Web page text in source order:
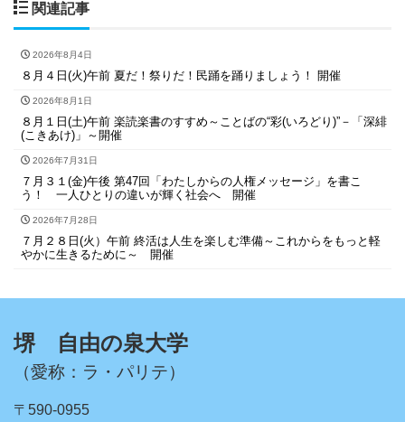
関連記事
2026年8月4日
８月４日(火)午前 夏だ！祭りだ！民踊を踊りましょう！ 開催
2026年8月1日
８月１日(土)午前 楽読楽書のすすめ～ことばの“彩(いろどり)”－「深緋
(こきあけ)」～開催
2026年7月31日
７月３１(金)午後 第47回「わたしからの人権メッセージ」を書こ
う！ 一人ひとりの違いが輝く社会へ 開催
2026年7月28日
７月２８日(火）午前 終活は人生を楽しむ準備～これからをもっと軽
やかに生きるために～ 開催
堺 自由の泉大学
（愛称：ラ・パリテ）
〒590-0955